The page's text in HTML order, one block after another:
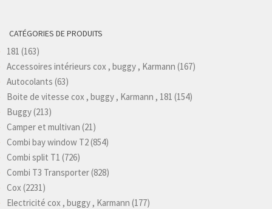
CATÉGORIES DE PRODUITS
181 (163)
Accessoires intérieurs cox , buggy , Karmann (167)
Autocolants (63)
Boite de vitesse cox , buggy , Karmann , 181 (154)
Buggy(213)
Camper et multivan (21)
Combi bay window T2(854)
Combi split T1 (726)
Combi T3 Transporter(828)
Cox(2231)
Electricité cox , buggy , Karmann (177)